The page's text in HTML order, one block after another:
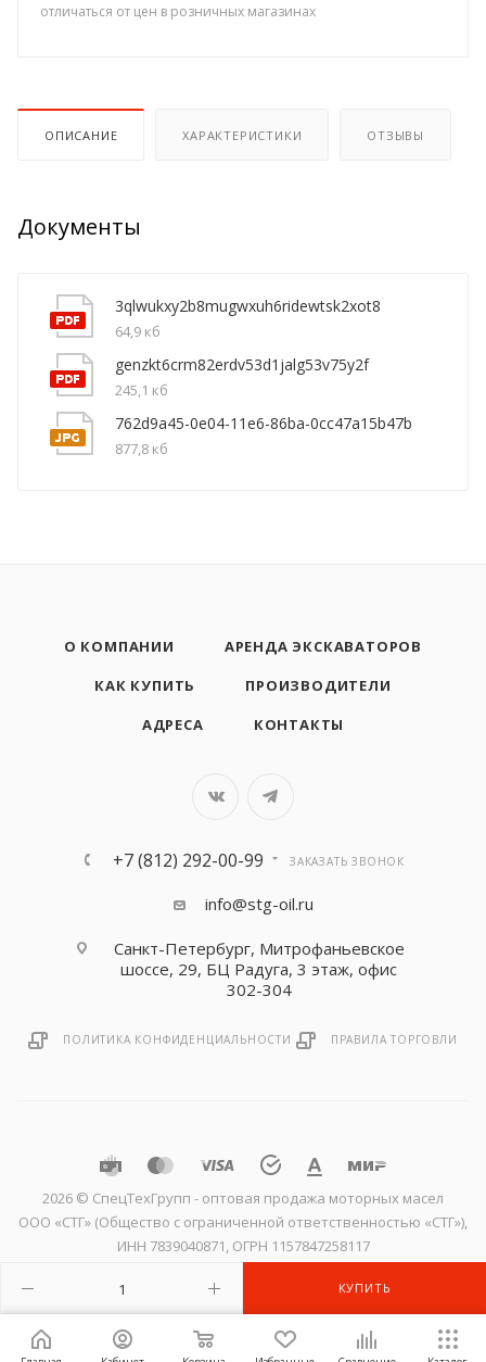
КУПИТЬ
отличаться от цен в розничных магазинах
ОПИСАНИЕ ХАРАКТЕРИСТИКИ ОТЗЫВЫ
Документы
3qlwukxy2b8mugwxuh6ridewtsk2xot8
64,9 кб
genzkt6crm82erdv53d1jalg53v75y2f
245,1 кб
762d9a45-0e04-11e6-86ba-0cc47a15b47b
877,8 кб
О КОМПАНИИ
АРЕНДА ЭКСКАВАТОРОВ
КАК КУПИТЬ
ПРОИЗВОДИТЕЛИ
АДРЕСА
КОНТАКТЫ
+7 (812) 292-00-99 ЗАКАЗАТЬ ЗВОНОК
info@stg-oil.ru
Санкт-Петербург, Митрофаньевское
шоссе, 29, БЦ Радуга, 3 этаж, офис
302-304
ПОЛИТИКА КОНФИДЕНЦИАЛЬНОСТИ ПРАВИЛА ТОРГОВЛИ
2026 © CпецТехГрупп - оптовая продажа моторных масел
ООО «СТГ» (Общество с ограниченной ответственностью «СТГ»),
ИНН 7839040871, ОГРН 1157847258117